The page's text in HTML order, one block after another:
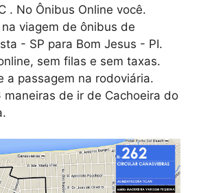
. No Ônibus Online você.
viagem de ônibus de
- SP para Bom Jesus - PI.
sem filas e sem taxas.
a passagem na rodoviária.
maneiras de ir de Cachoeira do